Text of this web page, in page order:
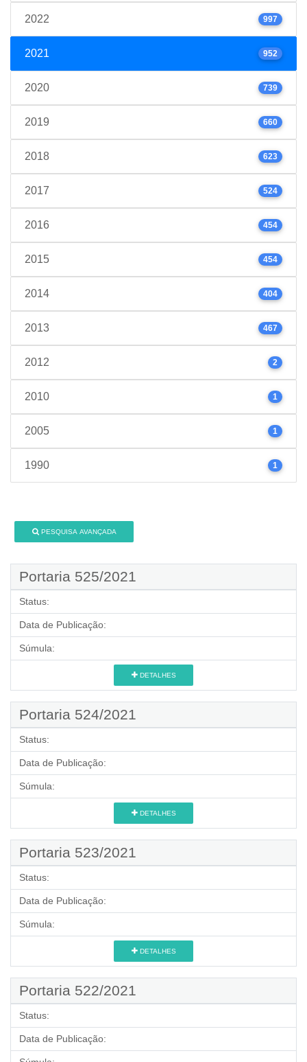
2022 997
2021 952
2020 739
2019 660
2018 623
2017 524
2016 454
2015 454
2014 404
2013 467
2012 2
2010 1
2005 1
1990 1
PESQUISA AVANÇADA
Portaria 525/2021
Status:
Data de Publicação:
Súmula:
DETALHES
Portaria 524/2021
Status:
Data de Publicação:
Súmula:
DETALHES
Portaria 523/2021
Status:
Data de Publicação:
Súmula:
DETALHES
Portaria 522/2021
Status:
Data de Publicação: